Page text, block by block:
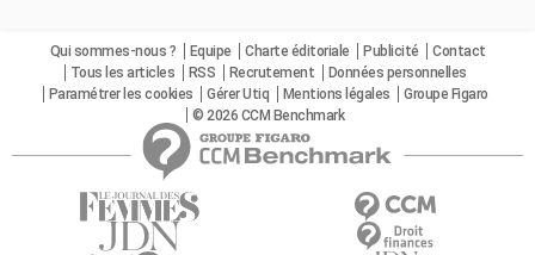
Qui sommes-nous ? Equipe Charte éditoriale Publicité
Contact
Tous les articles
RSS Recrutement
Données personnelles
Paramétrer les cookies
Gérer Utiq Mentions légales
Groupe Figaro
© 2026 CCM Benchmark